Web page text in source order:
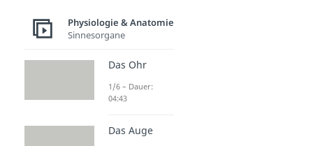
Physiologie & Anatomie
Sinnesorgane
Das Ohr
1/6 – Dauer:
04:43
Das Auge